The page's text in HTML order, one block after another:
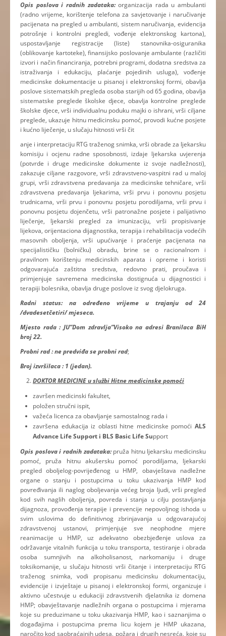
Opis poslova i radnih zadataka:organizacija rada u ambulanti
(radno vrijeme, korištenje telefona za savjetovanje i naručivanje
pacijenata na pregled u ambulanti, sistem naručivanja, evidencija
potrošnje i kontrolni pregledi, vođenje elektronskog kartona),
uspostavljanje registracije (liste) stanovnika-osiguranika
(oblikovanje kartoteke), finansijsko poslovanje ambulante (različiti
izvori i način financiranja, potrebni programi, dodatna sredstva za
istraživanja i edukaciju, plaćanje pojedinih usluga), vođenje
medicinske dokumentacije u pisanoj i elektronskoj formi, obavlja
poslove sistematskih pregleda osoba starijih od 65 godina, obavlja
sistematske preglede školske djece, obavlja kontrolne preglede
školske djece, vrši individualnu poduku majki o ishrani, vrši ciljane
preglede, ukazuje hitnu medicinsku pomoć, provodi kućne posjete
i kućno liječenje, u slučaju hitnosti vrši čit
anje i interpretaciju RTG traženog snimka, vrši obrade za ljekarsku
komisiju i ocjenu radne sposobnosti, izdaje ljekarska uvjerenja
(potvrde i druge medicinske dokumente iz svoje nadležnosti),
zakazuje ciljane razgovore, vrši zdravstveno-vaspitni rad u maloj
grupi, vrši zdravstvena predavanja za medicinske tehničare, vrši
zdravstvena predavanja ljekarima, vrši prvu i ponovnu posjetu
trudnicama, vrši prvu i ponovnu posjetu porodiljama, vrši prvu i
ponovnu posjetu dojenčetu, vrši patronažne posjete i palijativno
liječenje, ljekarski pregled za imunizaciju, vrši propisivanje
lijekova, orijentaciona dijagnostika, terapija i rehabilitacija vodećih
masovnih oboljenja, vrši upućivanje i praćenje pacijenata na
specijalističku (bolničku) obradu, brine se o racionalnom i
pravilnom korištenju medicinskih aparata i opreme i koristi
odgovarajuća zaštitna sredstva, redovno prati, proučava i
primjenjuje savremena medicinska dostignuća u dijagnostici i
terapiji bolesnika, obavlja druge poslove iz svog djelokruga.
Radni status: na određeno vrijeme u trajanju od 24
/dvadesetčetiri/ mjeseca.
Mjesto rada : JU”Dom zdravlja”Visoko na adresi Branilaca BiH
broj 22.
Probni rad : ne predviđa se probni rad;
Broj izvršilaca : 1 (jedan).
DOKTOR MEDICINE u službi Hitne medicinske pomoći
završen medicinski fakultet,
položen stručni ispit,
važeća licenca za obavljanje samostalnog rada i
završena edukacija iz oblasti hitne medicinske pomoći ALS
Advance Life Support i BLS Basic Life Support
Opis poslova i radnih zadataka:pruža hitnu ljekarsku medicinsku
pomoć, pruža hitnu akušersku pomoć porodiljama, ljekarski
pregled oboljelog-povrijeđenog u HMP, obavještava nadležne
organe o stanju i postupcima u toku ukazivanja HMP kod
povređivanja ili naglog oboljevanja većeg broja ljudi, vrši pregled
kod svih naglih oboljenja, povreda i stanja u cilju postavljanja
dijagnoza, provođenja terapije i prevencije nepovoljnog ishoda u
svim uslovima do definitivnog zbrinjavanja u odgovarajućoj
zdravstvenoj ustanovi, primjenjuje sve neophodne mjere
reanimacije u HMP, uz adekvatno obezbjeđenje uslova za
održavanje vitalnih funkcija u toku transporta, testiranje i obrada
osoba sumnjivih na alkoholisanost, narkomaniju i druge
toksikomanije, u slučaju hitnosti vrši čitanje i interpretaciju RTG
traženog snimka, vodi propisanu medicinsku dokumentaciju,
evidencije i izvještaje u pisanoj i elektronskoj formi, organizuje i
aktivno učestvuje u edukaciji zdravstvenih djelatnika iz domena
HMP; obavještavanje nadležnih organa o postupcima i mjerama
koje su preduzimane u toku ukazivanja HMP, kao i saznanjima o
događajima i postupcima prema licu kojem je HMP ukazana,
naročito kod saobraćajnih udesa, požara i drugih nesreća, koje su